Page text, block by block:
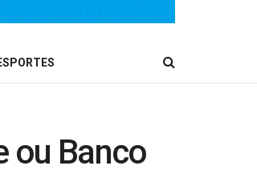
ou Banco